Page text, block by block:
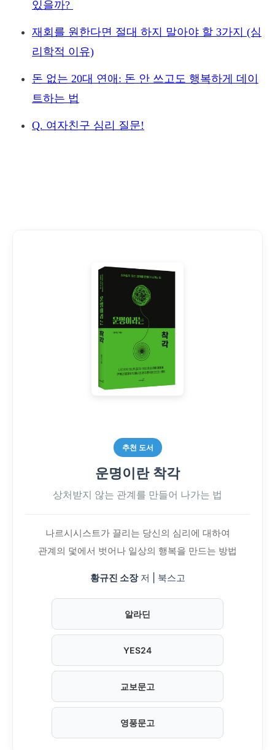
있을까?
재회를 원한다면 절대 하지 말아야 할 3가지 (심
리학적 이유)
돈 없는 20대 연애: 돈 안 쓰고도 행복하게 데이
트하는 법
Q. 여자친구 심리 질문!
추천 도서
운명이란 착각
상처받지 않는 관계를 만들어 나가는 법
나르시시스트가 끌리는 당신의 심리에 대하여
관계의 덫에서 벗어나 일상의 행복을 만드는 방법
황규진 소장저 | 북스고
알라딘
YES24
교보문고
영풍문고